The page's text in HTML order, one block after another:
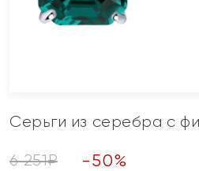
Серьги из серебра с
6 251₽ -50%